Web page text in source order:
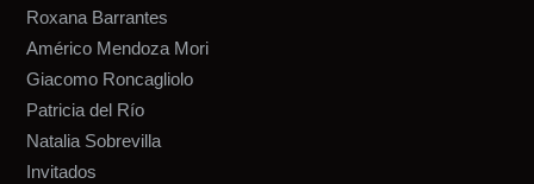
Roxana Barrantes
Américo Mendoza Mori
Giacomo Roncagliolo
Patricia del Río
Natalia Sobrevilla
Invitados